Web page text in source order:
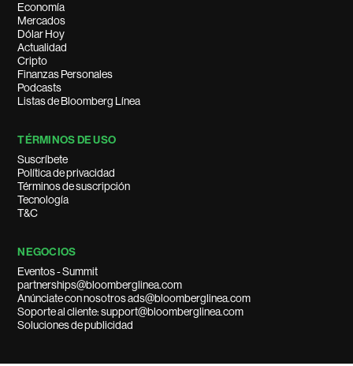
Economía
Mercados
Dólar Hoy
Actualidad
Cripto
Finanzas Personales
Podcasts
Listas de Bloomberg Línea
TÉRMINOS DE USO
Suscríbete
Política de privacidad
Términos de suscripción
Tecnología
T&C
NEGOCIOS
Eventos - Summit
partnerships@bloomberglinea.com
Anúnciate con nosotros ads@bloomberglinea.com
Soporte al cliente: support@bloomberglinea.com
Soluciones de publicidad